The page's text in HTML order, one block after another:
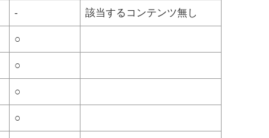
- 該当するコンテンツ無し
○
○
○
○